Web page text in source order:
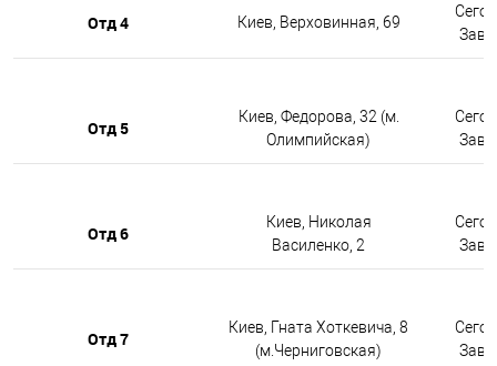
Отд 4 Киев, Верховинная, 69
Отд 5
Киев, Федорова, 32 (м.
Олимпийская)
Отд 6
Киев, Николая
Василенко, 2
Отд 7
Киев, Гната Хоткевича, 8
(м.Черниговская)